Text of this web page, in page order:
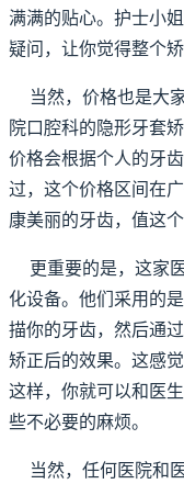
满满的贴心。护士小
疑问，让你觉得整个
当然，价格也是大
院口腔科的隐形牙套
价格会根据个人的牙
过，这个价格区间在
康美丽的牙齿，值这个
更重要的是，这家
化设备。他们采用的
描你的牙齿，然后通
矫正后的效果。这感
这样，你就可以和医
些不必要的麻烦。
当然，任何医院和